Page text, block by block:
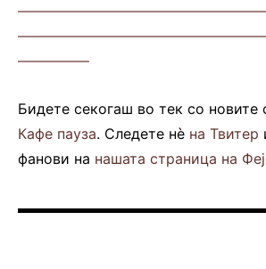
—————
Бидете секогаш во тек со новите
Кафе пауза. Следете нè на Твитер
фанови на нашата страница на